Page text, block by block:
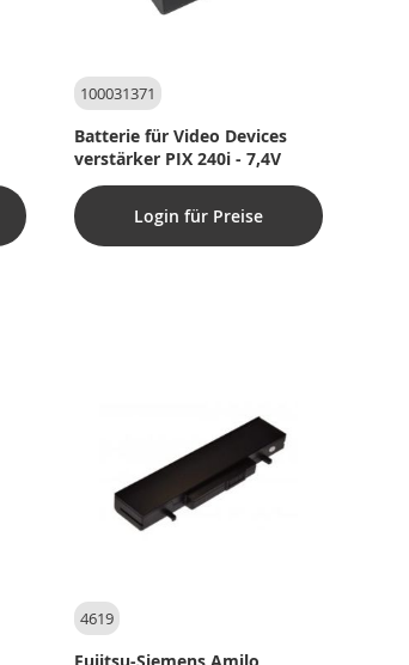
100031371
Batterie für Video Devices
verstärker PIX 240i - 7,4V
Login für Preise
4619